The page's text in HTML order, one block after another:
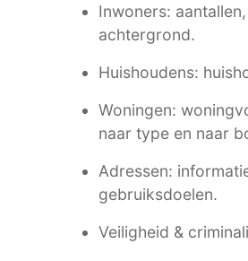
Inwoners:
achtergrond.
Huishoudens:
Woningen:
naar type en naar
Adressen:
gebruiksdoelen.
Veiligheid &